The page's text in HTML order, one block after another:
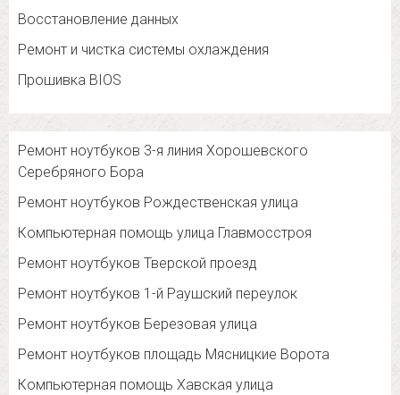
Восстановление данных
Ремонт и чистка системы охлаждения
Прошивка BIOS
Ремонт ноутбуков 3-я линия Хорошевского
Серебряного Бора
Ремонт ноутбуков Рождественская улица
Компьютерная помощь улица Главмосстроя
Ремонт ноутбуков Тверской проезд
Ремонт ноутбуков 1-й Раушский переулок
Ремонт ноутбуков Березовая улица
Ремонт ноутбуков площадь Мясницкие Ворота
Компьютерная помощь Хавская улица